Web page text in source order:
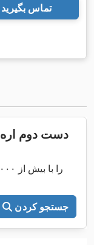
تماس بگیرید
جستجو کردن